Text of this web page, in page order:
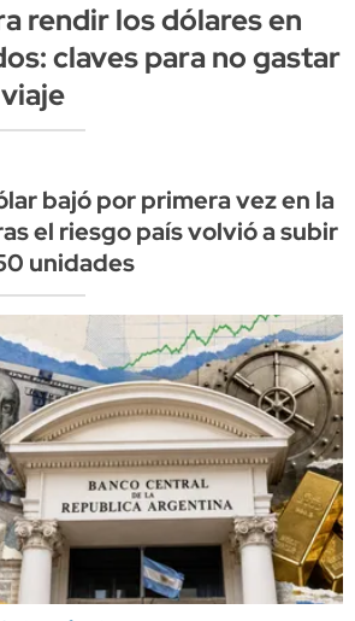
rendir los dólares en
claves para no gastar
bajó por primera vez en la
el riesgo país volvió a subir
unidades